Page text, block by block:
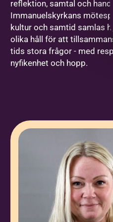
reflektion, samtal och
Immanuelskyrkans
kultur och samtid samlas
olika håll för att
tids stora frågor - med
nyfikenhet och hopp.